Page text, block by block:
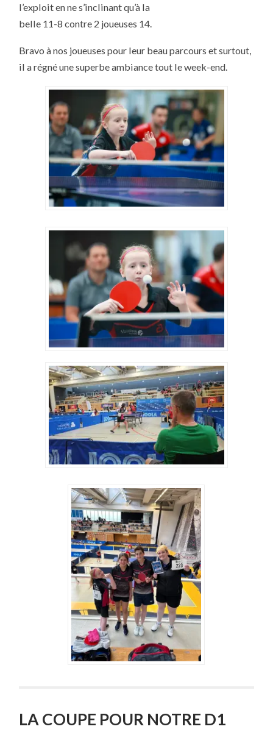
l’exploit en ne s’inclinant qu’à la
belle 11-8 contre 2 joueuses 14.
Bravo à nos joueuses pour leur beau parcours et surtout,
il a régné une superbe ambiance tout le week-end.
LA COUPE POUR NOTRE D1